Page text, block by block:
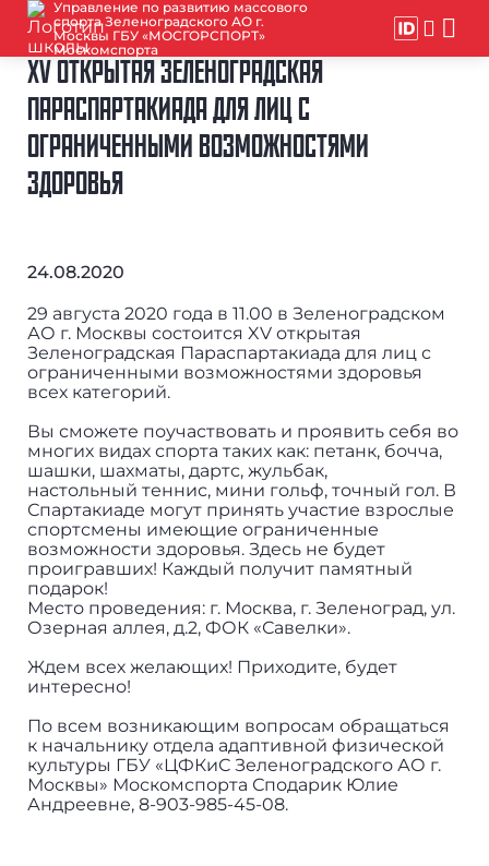
Управление по развитию массового
спорта Зеленоградского АО г.
Москвы ГБУ «МОСГОРСПОРТ»
Москомспорта
XV ОТКРЫТАЯ ЗЕЛЕНОГРАДСКАЯ
ПАРАСПАРТАКИАДА ДЛЯ ЛИЦ С
ОГРАНИЧЕННЫМИ ВОЗМОЖНОСТЯМИ
ЗДОРОВЬЯ
24.08.2020
29 августа 2020 года в 11.00 в Зеленоградском
АО г. Москвы состоится XV открытая
Зеленоградская Параспартакиада для лиц с
ограниченными возможностями здоровья
всех категорий.
Вы сможете поучаствовать и проявить себя во
многих видах спорта таких как: петанк, бочча,
шашки, шахматы, дартс, жульбак,
настольный теннис, мини гольф, точный гол. В
Спартакиаде могут принять участие взрослые
спортсмены имеющие ограниченные
возможности здоровья. Здесь не будет
проигравших! Каждый получит памятный
подарок!
Место проведения: г. Москва, г. Зеленоград, ул.
Озерная аллея, д.2, ФОК «Савелки».
Ждем всех желающих! Приходите, будет
интересно!
По всем возникающим вопросам обращаться
к начальнику отдела адаптивной физической
культуры ГБУ «ЦФКиС Зеленоградского АО г.
Москвы» Москомспорта Сподарик Юлие
Андреевне, 8-903-985-45-08.